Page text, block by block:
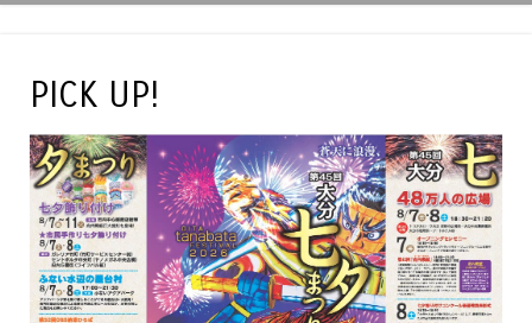
PICK UP!